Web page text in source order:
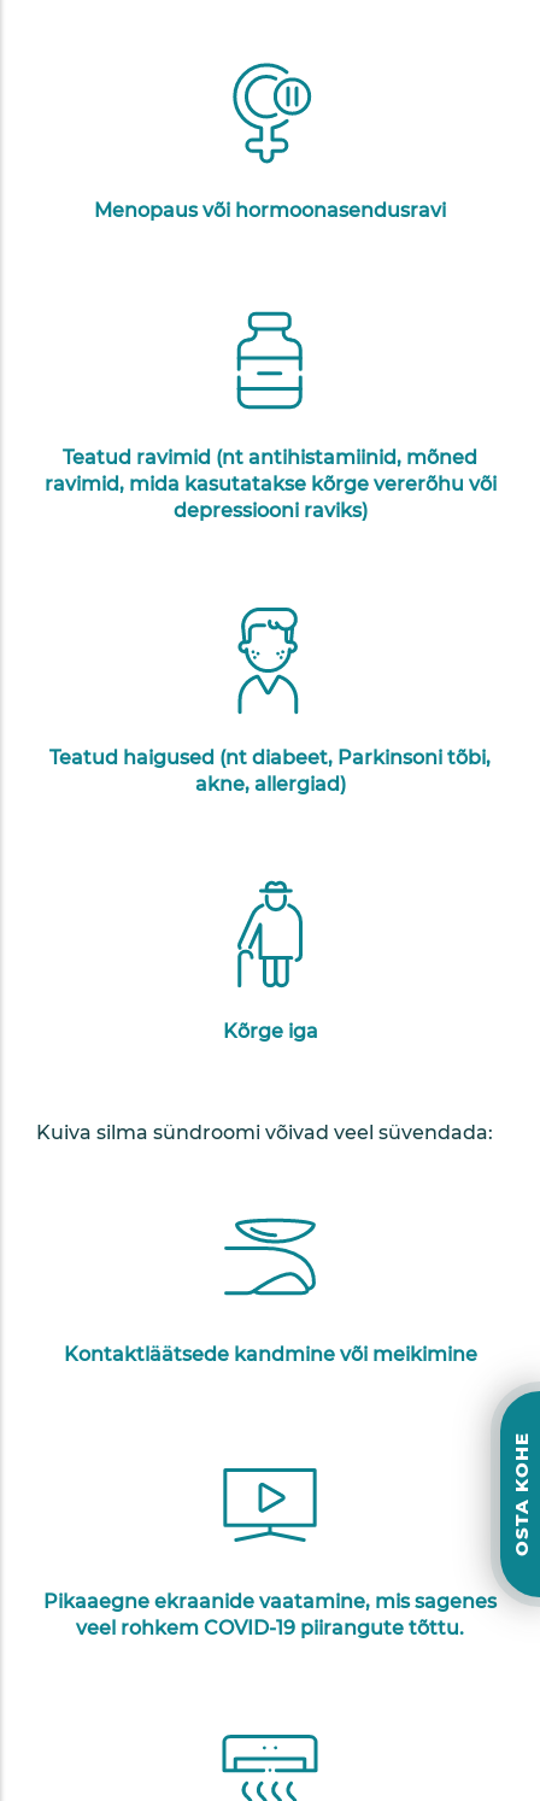
Menopaus või hormoonasendusravi
Teatud ravimid (nt antihistamiinid, mõned
ravimid, mida kasutatakse kõrge vererõhu või
depressiooni raviks)
Teatud haigused (nt diabeet, Parkinsoni tõbi,
akne, allergiad)
Kõrge iga
Kuiva silma sündroomi võivad veel süvendada:
Kontaktläätsede kandmine või meikimine
Pikaaegne ekraanide vaatamine, mis sagenes
veel rohkem COVID-19 piirangute tõttu.
OSTA KOHE